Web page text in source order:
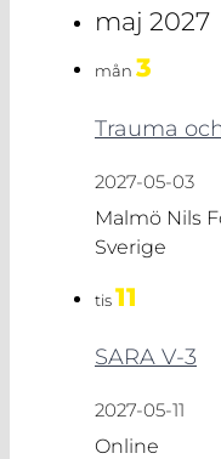
maj 2027
mån 3
Trauma
2027-05-03
Malmö Nils
Sverige
tis11
SARA V-3
2027-05-11
Online